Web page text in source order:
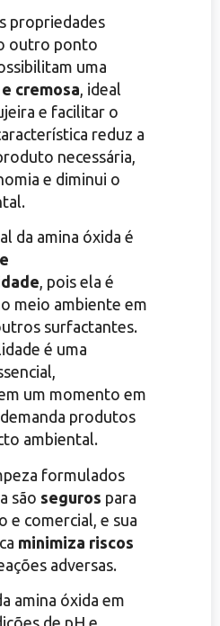
propriedades
outro ponto
uma
cremosa, ideal
e facilitar o
reduz a
necessária,
e diminui o
da amina óxida é
, pois ela é
meio ambiente em
surfactantes.
é uma
um momento em
produtos
ambiental.
formulados
são seguros para
e comercial, e sua
minimiza riscos
adversas.
amina óxida em